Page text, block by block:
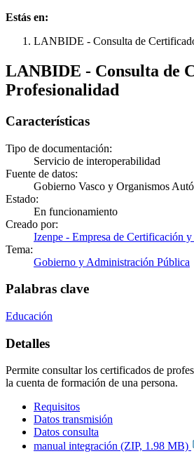
Estás en:
LANBIDE - Consulta de
LANBIDE - Consulta de
Profesionalidad
Características
Tipo de documentación:
Servicio de interoperabilidad
Fuente de datos:
Gobierno Vasco y Organismos
Estado:
En funcionamiento
Creado por:
Izenpe - Empresa de Certificación
Tema:
Gobierno y Administración Pública
Palabras clave
Educación
Detalles
Permite consultar los certificados de
la cuenta de formación de una persona.
Requisitos
Datos transmisión
Datos consulta
manual integración (ZIP, 1.98 MB)